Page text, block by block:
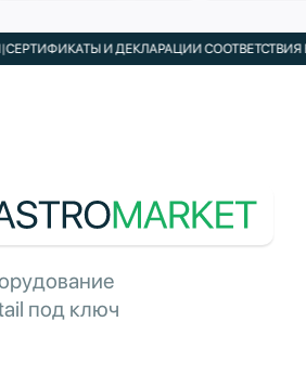
И ДЕКЛАРАЦИИ СООТВЕТСТВИЯ В
под ключ